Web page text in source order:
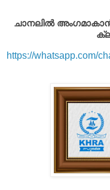
ചാനലിൽ അംഗമാകാൻ
https://whatsapp.com/